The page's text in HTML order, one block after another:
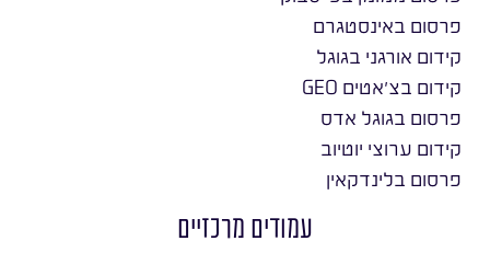
פרסום באינסטגרם
קידום אורגני בגוגל
קידום בצ׳אטים GEO
פרסום בגוגל אדס
קידום ערוצי יוטיוב
פרסום בלינדקאין
עמודים מרכזיים